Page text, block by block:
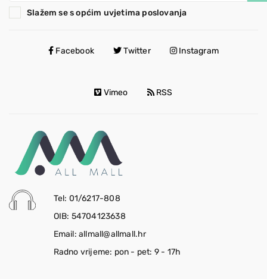
Slažem se s općim uvjetima poslovanja
Facebook Twitter Instagram
Vimeo RSS
Tel: 01/6217-808
OIB: 54704123638
Email: allmall@allmall.hr
Radno vrijeme: pon - pet: 9 - 17h